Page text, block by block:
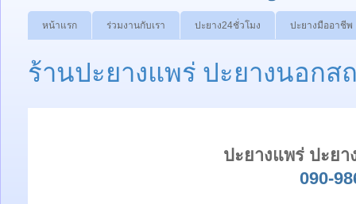
หน้าแรก ร่วมงานกับเรา ปะยาง24ชั่วโมง ปะยางมืออาชีพ
ร้านปะยางแพร่ ปะยางนอกส
ปะยางแพร่ ปะย
090-